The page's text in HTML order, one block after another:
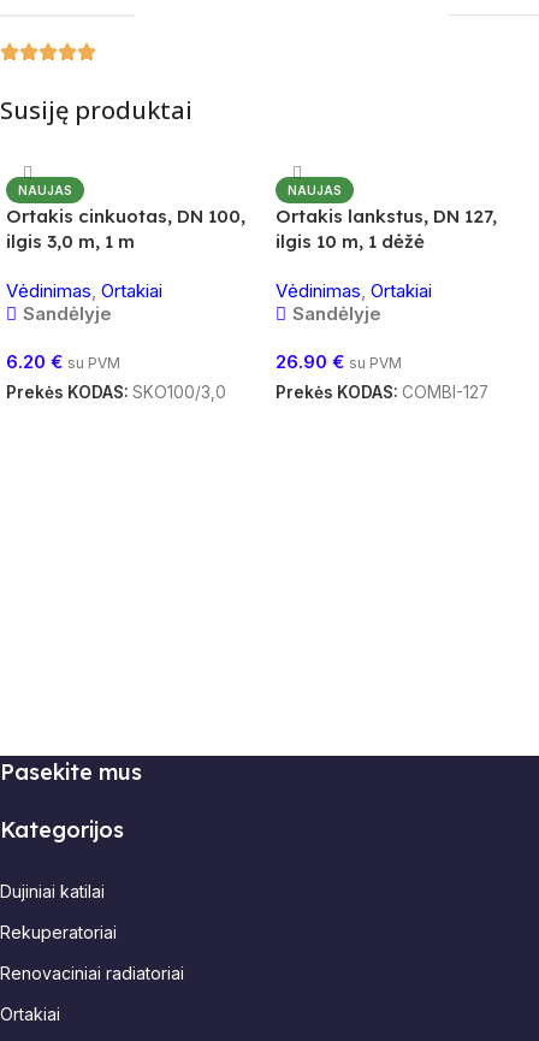
Susiję produktai
NAUJAS
Ortakis cinkuotas, DN 100,
ilgis 3,0 m, 1 m
Vėdinimas, Ortakiai
Sandėlyje
6.20 € su PVM
Prekės KODAS: SKO100/3,0
NAUJAS
Ortakis lankstus, DN 127,
ilgis 10 m, 1 dėžė
Vėdinimas, Ortakiai
Sandėlyje
26.90 € su PVM
Prekės KODAS: COMBI-127
Pasekite mus
Kategorijos
Dujiniai katilai
Rekuperatoriai
Renovaciniai radiatoriai
Ortakiai